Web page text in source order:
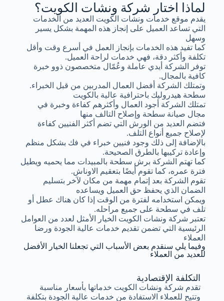
لماذا اختار شركة ونشات الكويت؟
يقدم موقع خدمات ونشات الكويت العديد من الخدمات
التي تساعد العميل على إنجاز هذه المهمة بشكل يسير
وسهل
كما تفيد هذه الخدمات بإنجاز العمل في أسرع وقت وأقل
تكلفة وأكثر دقة، فهي خدمات لراحة العميل.
توفر الشركة أيدي عاملة وعُمّال متخصصون ذوو خبرة
كافية بالمجال.
وتمتلك الشركة أفضل العمال المدربين من قبل الخبراء.
سطحة هيدروليك باحترافية عالية بالكويت
تمتلك الشركة أجود العمال وأكثرهم كفاءة وخبرة في
مجال صيانة سطحة وإصلاح التالف منها
فتضم العديد من الورش التي تضم أكثر الفنيين كفاءة
لإصلاح جميع أنواع التلف.
بالإضافة إلى ذلك وجود فنيين خبراء في فك بشكل منظم
وإعادة تركيبها بالطرق الصحيحة.
كما تهتم الشركة برش سطحة بالمبيدات مما يحميه ويطيل
فترة عمره، كما تقوم أيضًا بتعقيم الاوناش.
تقوم الشركة بعد إتمام مهمة من مكان لآخر بتسليم
الضمان الذي يحفظ حق العميل ويساعده
ويمكن استخدامه لفترة من الوقت إذا كان هناك عطل أو
تلف في سطحة على جميع مراحله.
تعتبر شركة ونشات الكويت الخيار الأمثل لعدد من العوامل
الرئيسية التي تضمن تقديم خدمات عالية الجودة ورضا
العملاء
وفيما يلي سنقدم بعض الأسباب التي تجعلنا الخيار الأفضل
للعديد من العملاء
التكلفة الإقتصادية
تقدم شركة ونشات الكويت خدماتها بأسعار مناسبة
وتتيح للعملاء الاستفادة من خدمات عالية الجودة بتكلفة